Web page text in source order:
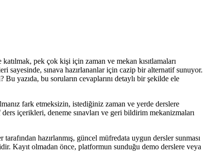
pek çok kişi için zaman ve mekan kısıtlamaları
sınava hazırlananlar için cazip bir alternatif sunuyor.
yazıda, bu soruların cevaplarını detaylı bir şekilde ele
fark etmeksizin, istediğiniz zaman ve yerde derslere
içerikleri, deneme sınavları ve geri bildirim mekanizmaları
hazırlanmış, güncel müfredata uygun dersler sunması
Kayıt olmadan önce, platformun sunduğu demo derslere veya